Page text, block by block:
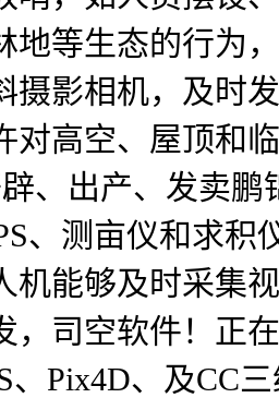
等生态的行为
影相机，及时
高空、屋顶和
、出产、发卖
、测亩仪和求
能够及时采集
司空软件！正
Pix4D、及CC